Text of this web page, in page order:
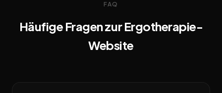
FAQ
Häufige Fragen zur Ergotherapie-
Website